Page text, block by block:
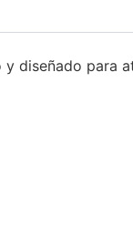
diseñado para